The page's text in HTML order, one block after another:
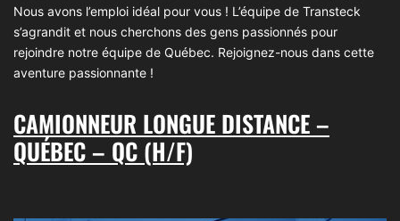
Nous avons l’emploi idéal pour vous ! L’équipe de Transteck
s’agrandit et nous cherchons des gens passionnés pour
rejoindre notre équipe de Québec. Rejoignez-nous dans cette
aventure passionnante !
CAMIONNEUR LONGUE DISTANCE –
QUÉBEC – QC (H/F)